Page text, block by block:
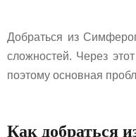
Добраться из
сложностей. Через
поэтому основная
Как добраться